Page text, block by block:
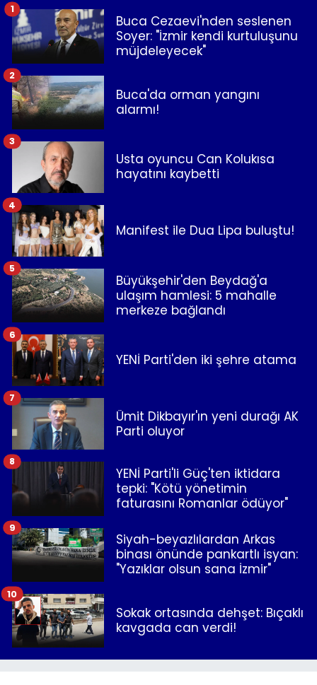
Buca Cezaevi'nden seslenen
Soyer: "İzmir kendi kurtuluşunu
müjdeleyecek"
1
Buca'da orman yangını
alarmı!
2
Usta oyuncu Can Kolukısa
hayatını kaybetti
3
Manifest ile Dua Lipa buluştu!
4
Büyükşehir'den Beydağ'a
ulaşım hamlesi: 5 mahalle
merkeze bağlandı
5
YENİ Parti'den iki şehre atama
6
Ümit Dikbayır'ın yeni durağı AK
Parti oluyor
7
YENİ Parti'li Güç'ten iktidara
tepki: "Kötü yönetimin
faturasını Romanlar ödüyor"
8
Siyah-beyazlılardan Arkas
binası önünde pankartlı isyan:
"Yazıklar olsun sana İzmir"
9
Sokak ortasında dehşet: Bıçaklı
kavgada can verdi!
10